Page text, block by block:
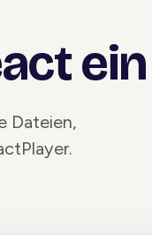
ein
Dateien,